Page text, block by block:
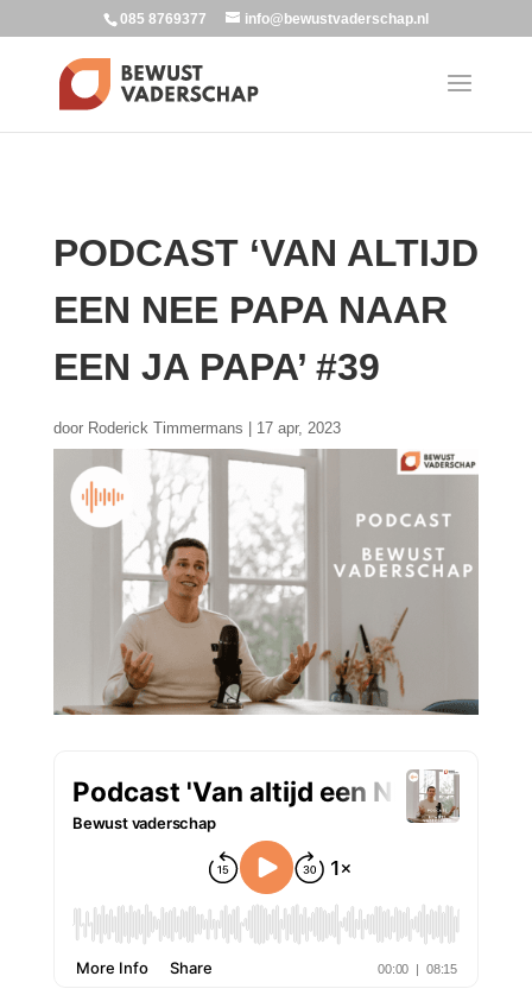
085 8769377 info@bewustvaderschap.nl
PODCAST ‘VAN ALTIJD
EEN NEE PAPA NAAR
EEN JA PAPA’ #39
door Roderick Timmermans 17 apr, 2023